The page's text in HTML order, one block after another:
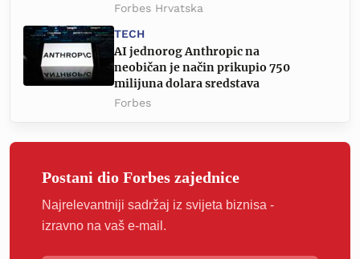
Forbes Hrvatska
TECH
AI jednorog Anthropic na
neobičan je način prikupio 750
milijuna dolara sredstava
Forbes
Postani dio Forbes zajednice
Najrelevantniji sadržaj iz svijeta biznisa -
izravno na vaš e-mail.